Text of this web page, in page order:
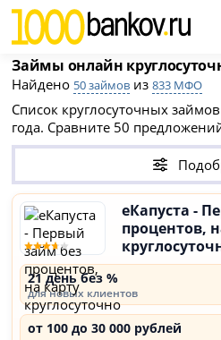
Займы онлайн
Найдено 50 займов из833 МФО
Список круглосуточных
года. Сравните 50
официальном сайте МФО
мгновенно без отказа и
одобряют 24 часа в сутки в
вновь открывшиеся МФО
есть в реестре ЦБ РФ.еКапуста -
процентов,
21 день без %
для новых клиентов
от 100 до 30 000 рублей